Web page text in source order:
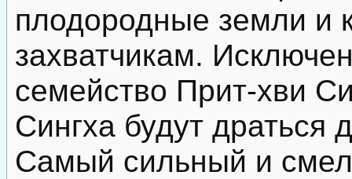
плодородные земли и
захватчикам.
семейство Прит-хви
Сингха будут драться
Самый сильный и